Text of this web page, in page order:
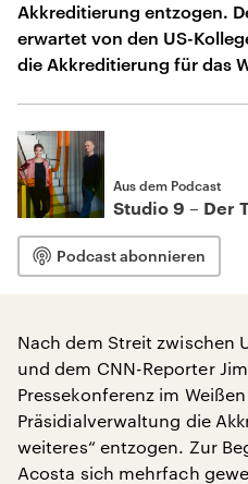
Akkreditierung entzogen.
erwartet von den US-
die Akkreditierung für das
Aus dem Podcast
Studio 9 – Der
Podcast abonnieren
Nach dem Streit zwischen
und dem CNN-Reporter
Pressekonferenz im
Präsidialverwaltung die
weiteres“ entzogen. Zur
Acosta sich mehrfach